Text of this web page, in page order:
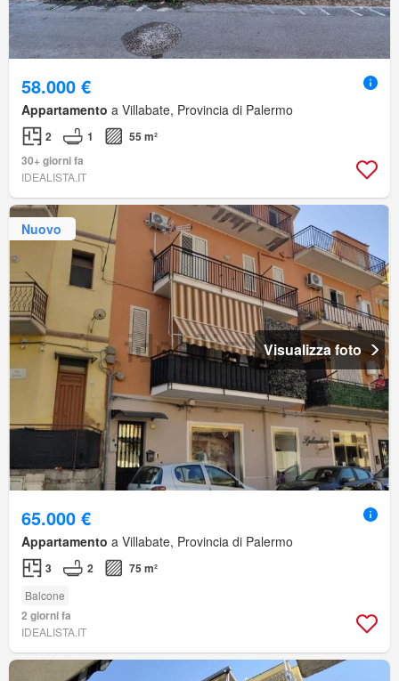
58.000 €
Appartamento a Villabate, Provincia di Palermo
2 1
55 m²
30+ giorni fa
IDEALISTA.IT
Nuovo
Visualizza foto
65.000 €
Appartamento a Villabate, Provincia di Palermo
3 2 75 m²
Balcone
2 giorni fa
IDEALISTA.IT